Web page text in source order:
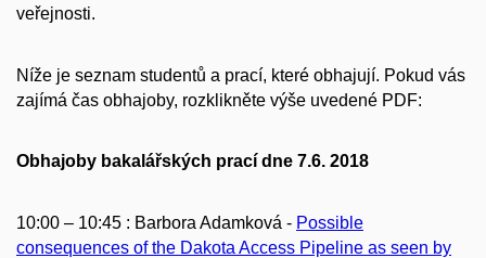
veřejnosti.
Níže je seznam studentů a prací, které obhajují. Pokud vás
zajímá čas obhajoby, rozklikněte výše uvedené PDF:
Obhajoby bakalářských prací dne 7.6. 2018
10:00 – 10:45 : Barbora Adamková - Possible
consequences of the Dakota Access Pipeline as seen by